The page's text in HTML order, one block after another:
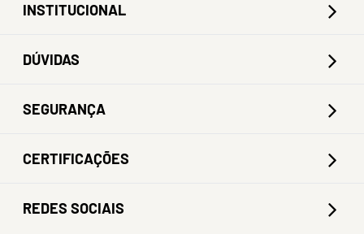
INSTITUCIONAL
DÚVIDAS
SEGURANÇA
CERTIFICAÇÕES
REDES SOCIAIS